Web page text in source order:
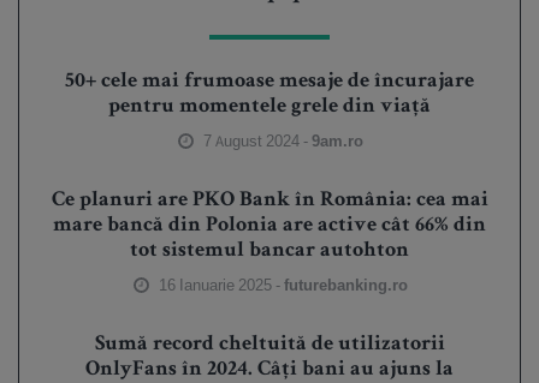
50+ cele mai frumoase mesaje de încurajare
pentru momentele grele din viață
7 August 2024 -9am.ro
Ce planuri are PKO Bank în România: cea mai
mare bancă din Polonia are active cât 66% din
tot sistemul bancar autohton
16 Ianuarie 2025 -futurebanking.ro
Sumă record cheltuită de utilizatorii
OnlyFans în 2024. Câți bani au ajuns la